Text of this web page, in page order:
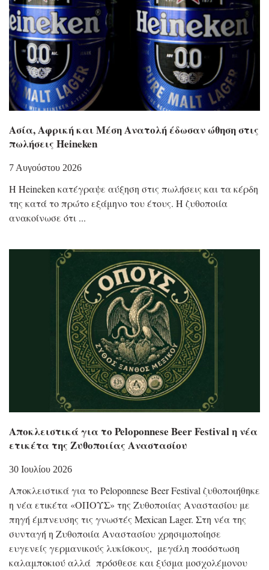
Ασία, Αφρική και Μέση Ανατολή έδωσαν ώθηση στις
πωλήσεις Heineken
7 Αυγούστου 2026
Η Heineken κατέγραψε αύξηση στις πωλήσεις και τα κέρδη
της κατά το πρώτο εξάμηνο του έτους. Η ζυθοποιία
ανακοίνωσε ότι
Αποκλειστικά για το Peloponnese Beer Festival η νέα
ετικέτα της Ζυθοποιίας Αναστασίου
30 Ιουλίου 2026
Αποκλειστικά για το Peloponnese Beer Festival ζυθοποιήθηκε
η νέα ετικέτα «ΟΠΟΥΣ» της Ζυθοποιίας Αναστασίου με
πηγή έμπνευσης τις γνωστές Mexican Lager. Στη νέα της
συνταγή η Ζυθοποιία Αναστασίου χρησιμοποίησε
ευγενείς γερμανικούς λυκίσκους, μεγάλη ποσόστωση
καλαμποκιού αλλά πρόσθεσε και ξύσμα μοσχολέμονου